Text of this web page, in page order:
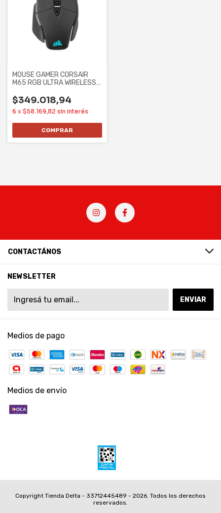
MOUSE GAMER CORSAIR
M65 RGB ULTRA WIRELESS
$349.018,94
6 x $58.169,82 sin interés
CONTACTÁNOS
NEWSLETTER
Medios de pago
Medios de envío
Copyright Tienda Delta - 33712445489 - 2026. Todos los derechos
reservados.